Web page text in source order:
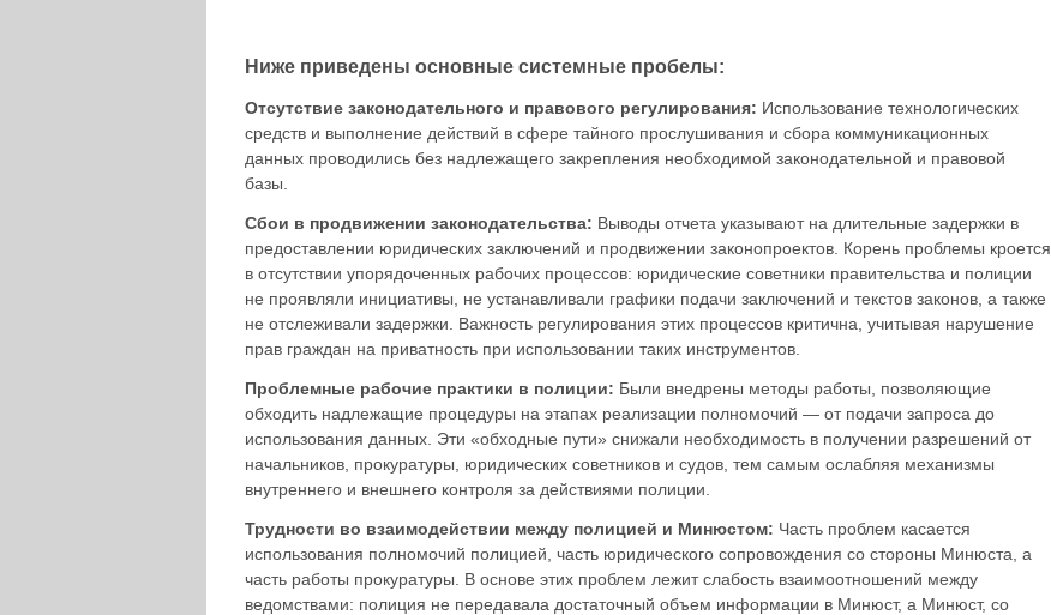
Ниже приведены основные системные пробелы:
Отсутствие законодательного и правового регулирования: Использование технологических
средств и выполнение действий в сфере тайного прослушивания и сбора коммуникационных
данных проводились без надлежащего закрепления необходимой законодательной и правовой
базы.
Сбои в продвижении законодательства: Выводы отчета указывают на длительные задержки в
предоставлении юридических заключений и продвижении законопроектов. Корень проблемы кроется
в отсутствии упорядоченных рабочих процессов: юридические советники правительства и полиции
не проявляли инициативы, не устанавливали графики подачи заключений и текстов законов, а также
не отслеживали задержки. Важность регулирования этих процессов критична, учитывая нарушение
прав граждан на приватность при использовании таких инструментов.
Проблемные рабочие практики в полиции: Были внедрены методы работы, позволяющие
обходить надлежащие процедуры на этапах реализации полномочий — от подачи запроса до
использования данных. Эти «обходные пути» снижали необходимость в получении разрешений от
начальников, прокуратуры, юридических советников и судов, тем самым ослабляя механизмы
внутреннего и внешнего контроля за действиями полиции.
Трудности во взаимодействии между полицией и Минюстом: Часть проблем касается
использования полномочий полицией, часть юридического сопровождения со стороны Минюста, а
часть работы прокуратуры. В основе этих проблем лежит слабость взаимоотношений между
ведомствами: полиция не передавала достаточный объем информации в Минюст, а Минюст, со